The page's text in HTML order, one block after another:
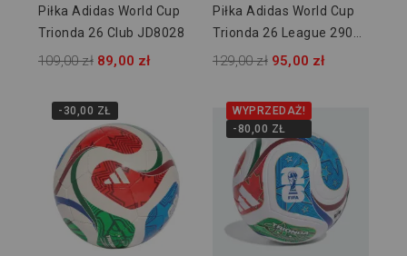
Piłka Adidas World Cup
Trionda 26 Club JD8028
109,00 zł 89,00 zł
Piłka Adidas World Cup
Trionda 26 League 290g
JD8168
129,00 zł 95,00 zł
-30,00 ZŁ
WYPRZEDAŻ!
-80,00 ZŁ